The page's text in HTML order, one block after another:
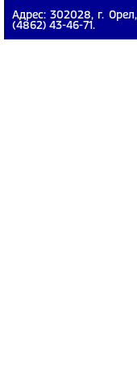
Адрес: 302028, г.
(4862) 43-46-71.